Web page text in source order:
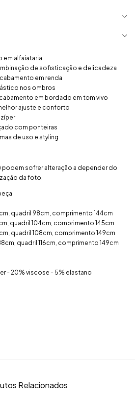
alfaiataria
de sofisticação e delicadeza
em renda
nos ombros
em bordado em tom vivo
ajuste e conforto
com ponteiras
de uso e styling
sofrer alteração a depender do
da foto.
quadril 98cm, comprimento 144cm
quadril 104cm, comprimento 145cm
quadril 108cm, comprimento 149cm
quadril 116cm, comprimento 149cm
- 20% viscose - 5% elastano
Relacionados